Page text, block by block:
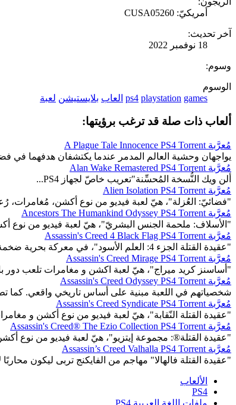
أمريكيّ: CUSA05260
آخر تحديث:
18 نوفمبر 2022
وسوم:
الوسوم
games
playstation
ps4 العاب بلايستيشن لعبة
ألعاب ذات صلة قد ترغب برؤيتها:
مُعرَّبة A Plague Tale Innocence PS4 Torrent
يواجهان وحشية العالم المدمر عندما يكتشفان هدفهما
مُعرَّبة Alan Wake Remastered PS4 Torrent
ألن ويك النُّسخة المُحسِّنة"تعريب خاصّ لجهاز PS4...
مُعرَّبة Alien Isolation PS4 Torrent
"فضائيّ: العُزلة"، هيّ لعبة فيديو من نوع أكشن، مُغامرات،
مُعرَّبة Ancestors The Humankind Odyssey PS4 Torrent
"الأسلاف: ملحمة الجنس البشريّ"، هيّ لعبة فيديو من نوع
مُعرَّبة Assassin's Creed 4 Black Flag PS4 Torrent
"عقيدة القتلة الجزء 4: العلم الأسود"، في معركة بحرية ضخمة بين القراصنة و الإنجليز...
مُعرَّبة Assassin's Creed Mirage PS4 Torrent
"أساسنز كريد ميراج"، هيّ لعبة اكشن و مغامرات تلعب
مُعرَّبة Assassin's Creed Odyssey PS4 Torrent
شخصياتهم في اللعبة مبنية على أساس تاريخي واقعي. كما
مُعرَّبة Assassin's Creed Syndicate PS4 Torrent
"عقيدة القتلة النّقابة"، هيّ لعبة فيديو من نوع أكشن و
مُعرَّبة Assassin's Creed® The Ezio Collection PS4 Torrent
"عقيدة القتلة®: مجموعة إيتزيو"، هيّ لعبة فيديو من نوع
مُعرَّبة Assassin’s Creed Valhalla PS4 Torrent
"عقيدة القتلة فالهالا" مهاجم من الفايكنج تربى ليكون
الألعاب
PS4
ملفات اللغة العربية PS4